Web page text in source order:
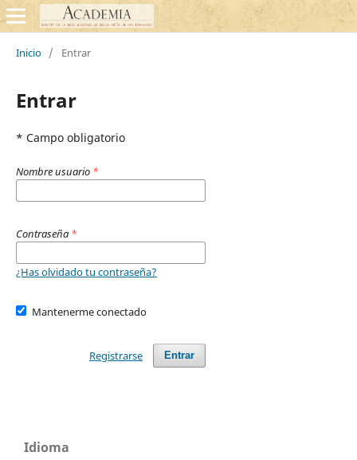
Inicio / Entrar
Entrar
* Campo obligatorio
Nombre usuario *
Contraseña *
¿Has olvidado tu contraseña?
Mantenerme conectado
Entrar
Registrarse
Idioma